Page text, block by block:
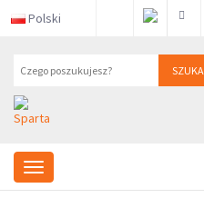
Polski